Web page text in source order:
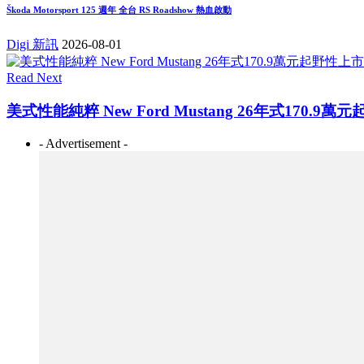
Škoda Motorsport 125 週年 全台 RS Roadshow 熱血啟動
Digi 新訊 2026-08-01
Read Next
美式性能純粹 New Ford Mustang 26年式170.9萬元
- Advertisement -